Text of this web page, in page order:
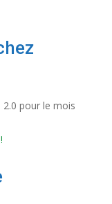
pour le mois